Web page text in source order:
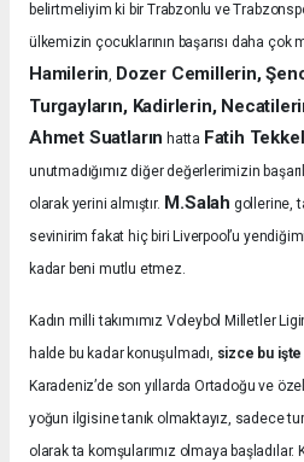
belirtmeliyim ki bir Trabzonlu ve
ülkemizin çocuklarının başarısı daha çok
Hamilerin, Dozer Cemillerin,
Turgayların, Kadirlerin,
Ahmet Suatların hatta Fatih
unutmadığımız diğer değerlerimizin
olarak yerini almıştır. M.Salah gollerine,
sevinirim fakat hiç biri Liverpool’u
kadar beni mutlu etmez.
Kadın milli takımımız Voleybol Milletler
halde bu kadar konuşulmadı, sizce bu
Karadeniz’de son yıllarda Ortadoğu ve
yoğun ilgisine tanık olmaktayız, sadece
olarak ta komşularımız olmaya başladılar.